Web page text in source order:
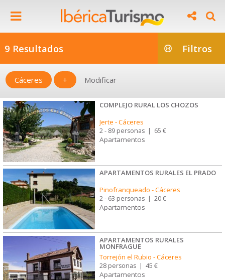
9 Resultados Filtros
Cáceres + Modificar
COMPLEJO RURAL LOS CHOZOS
Jerte -Cáceres
2 - 89 personas | 65 €
Apartamentos
APARTAMENTOS RURALES EL PRADO
Pinofranqueado -Cáceres
2 - 63 personas | 20 €
Apartamentos
APARTAMENTOS RURALES
MONFRAGUE
Torrejón el Rubio -Cáceres
28 personas 45 €
Apartamentos